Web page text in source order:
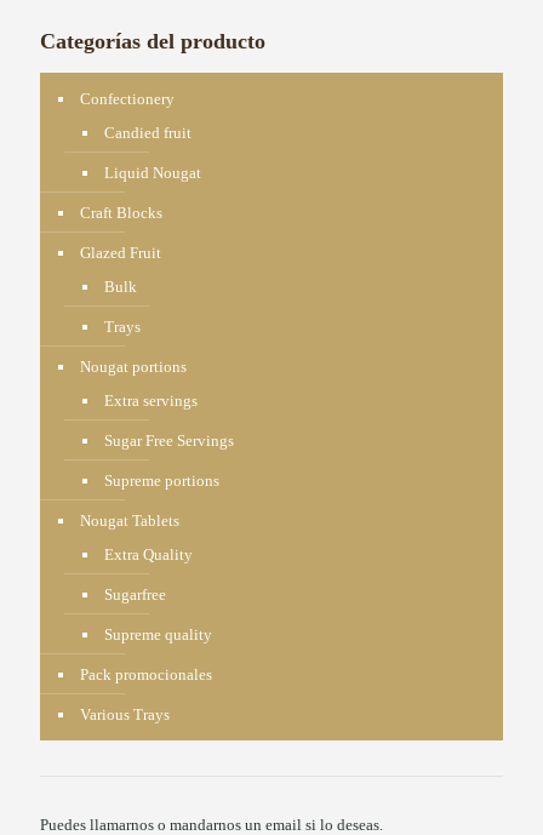
Categorías del producto
Confectionery
Candied fruit
Liquid Nougat
Craft Blocks
Glazed Fruit
Bulk
Trays
Nougat portions
Extra servings
Sugar Free Servings
Supreme portions
Nougat Tablets
Extra Quality
Sugarfree
Supreme quality
Pack promocionales
Various Trays
Puedes llamarnos o mandarnos un email si lo deseas.